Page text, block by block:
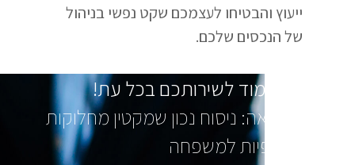
ייעוץ והבטיחו לעצמכם שקט נפשי בניהול
של הנכסים שלכם.
נשמח לעמוד לשירותכם בכל עת!
עריכת צוואה: ניסוח נכון שמקטין מחלוקות
ומיישר ציפיות למשפחה